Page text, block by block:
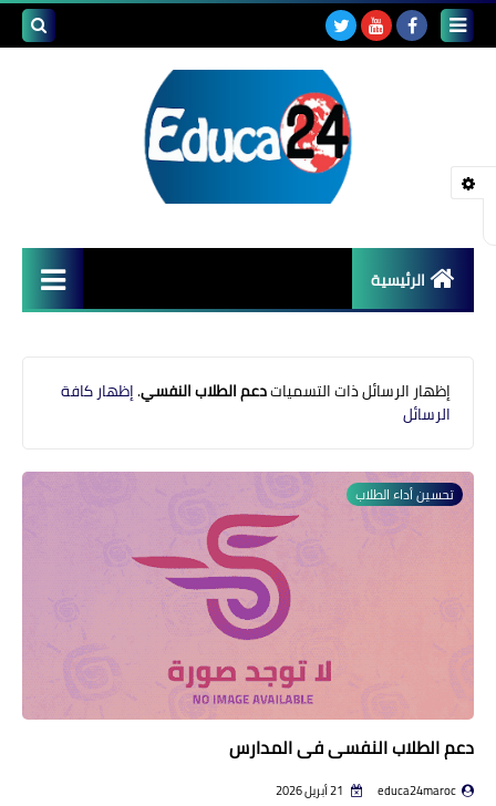
الرئيسية
قضايا تربوية
مشاكل التعليم
منوعات إخبارية
مواضيع تربوية
وثائق تربوية
الشؤون الاجتماعية لأسرة
التعليم
‏إظهار الرسائل ذات التسمياتدعم الطلاب النفسي.إظهار كافة
الرسائل
تحسين أداء الطلاب
دعم الطلاب النفسي في المدارس
educa24maroc